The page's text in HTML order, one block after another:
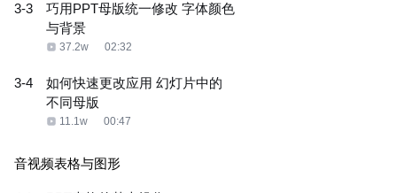
3-3
巧用PPT母版统一修改 字体颜色
与背景
37.2w 02:32
3-4
如何快速更改应用 幻灯片中的
不同母版
11.1w 00:47
音视频表格与图形